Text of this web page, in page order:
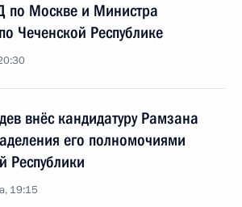
по Москве и Министра
Чеченской Республике
внёс кандидатуру Рамзана
его полномочиями
Республики
19:15